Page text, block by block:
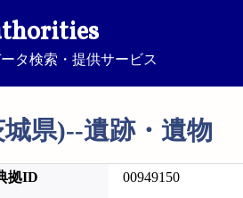
タ検索・提供サービス
県)--遺跡・遺物
拠ID 00949150